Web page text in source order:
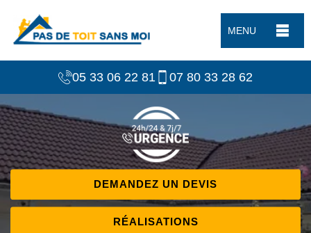
MENU
05 33 06 22 81 07 80 33 28 62
DEMANDEZ UN DEVIS
RÉALISATIONS